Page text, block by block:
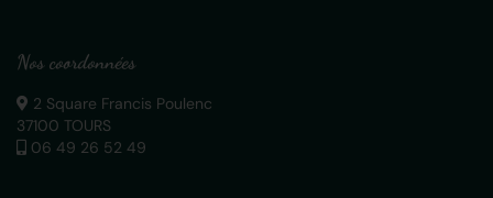
Nos coordonnées
2 Square Francis Poulenc
37100 TOURS
06 49 26 52 49